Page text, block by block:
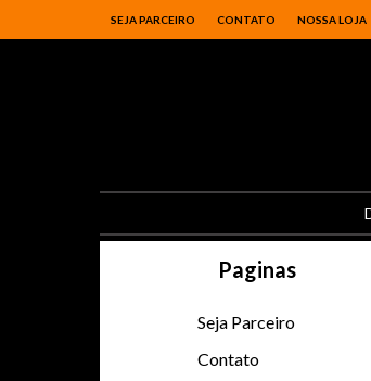
SEJA PARCEIRO CONTATO NOSSA LOJA
Paginas
Seja Parceiro
Contato